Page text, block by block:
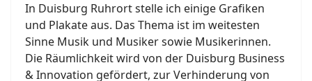
In Duisburg Ruhrort stelle ich einige Grafiken
und Plakate aus. Das Thema ist im weitesten
Sinne Musik und Musiker sowie Musikerinnen.
Die Räumlichkeit wird von der Duisburg Business
& Innovation gefördert, zur Verhinderung von